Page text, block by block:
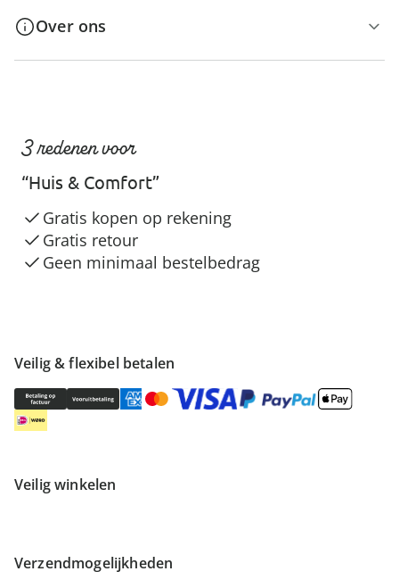
Over ons
Veilig & flexibel betalen
Veilig winkelen
Verzendmogelijkheden
3 redenen voor
“Huis & Comfort”
Gratis kopen op rekening
Gratis retour
Geen minimaal bestelbedrag